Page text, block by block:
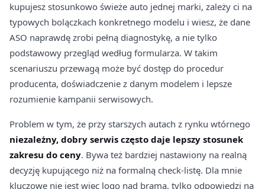
kupujesz stosunkowo świeże auto jednej marki, zależy ci na
typowych bolączkach konkretnego modelu i wiesz, że dane
ASO naprawdę zrobi pełną diagnostykę, a nie tylko
podstawowy przegląd według formularza. W takim
scenariuszu przewagą może być dostęp do procedur
producenta, doświadczenie z danym modelem i lepsze
rozumienie kampanii serwisowych.
Problem w tym, że przy starszych autach z rynku wtórnego
niezależny, dobry serwis często daje lepszy stosunek
zakresu do ceny. Bywa też bardziej nastawiony na realną
decyzję kupującego niż na formalną check-listę. Dla mnie
kluczowe nie jest więc logo nad bramą, tylko odpowiedzi na